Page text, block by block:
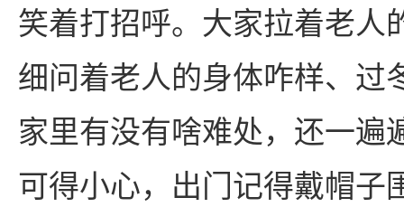
笑着打招呼。大家拉着老人
细问着老人的身体咋样、过
家里有没有啥难处，还一遍
可得小心，出门记得戴帽子